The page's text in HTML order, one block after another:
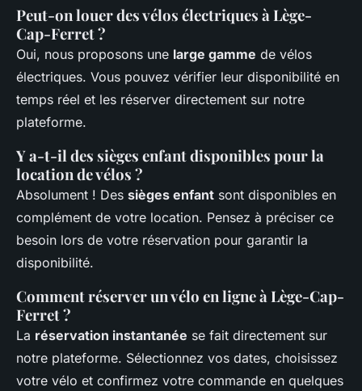
Peut-on louer des vélos électriques à Lège-
Cap-Ferret ?
Oui, nous proposons une large gamme de vélos
électriques. Vous pouvez vérifier leur disponibilité en
temps réel et les réserver directement sur notre
plateforme.
Y a-t-il des sièges enfant disponibles pour la
location de vélos ?
Absolument ! Des sièges enfant sont disponibles en
complément de votre location. Pensez à préciser ce
besoin lors de votre réservation pour garantir la
disponibilité.
Comment réserver un vélo en ligne à Lège-Cap-
Ferret ?
La réservation instantanée se fait directement sur
notre plateforme. Sélectionnez vos dates, choisissez
votre vélo et confirmez votre commande en quelques